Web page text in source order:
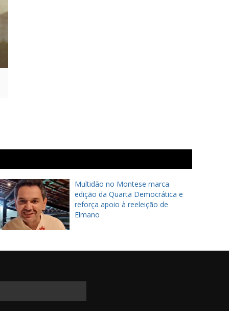
Multidão no Montese marca
edição da Quarta Democrática e
reforça apoio à reeleição de
Elmano